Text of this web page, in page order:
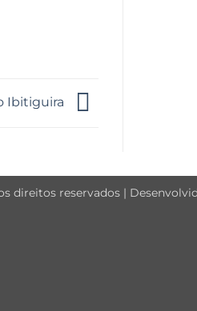
Ibitiguira
direitos reservados |